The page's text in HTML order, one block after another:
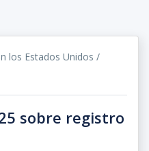
los Estados Unidos /
sobre registro